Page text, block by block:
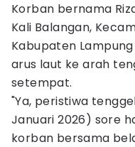
Korban bernama
Kali Balangan,
Kabupaten
arus laut ke arah
setempat.
"Ya, peristiwa
Januari 2026) sore
korban bersama